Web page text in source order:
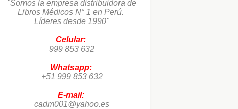
"Somos la empresa distribuidora de
Libros Médicos N° 1 en Perú.
Líderes desde 1990"
Celular:
999 853 632
Whatsapp:
+51 999 853 632
E-mail:
cadm001@yahoo.es